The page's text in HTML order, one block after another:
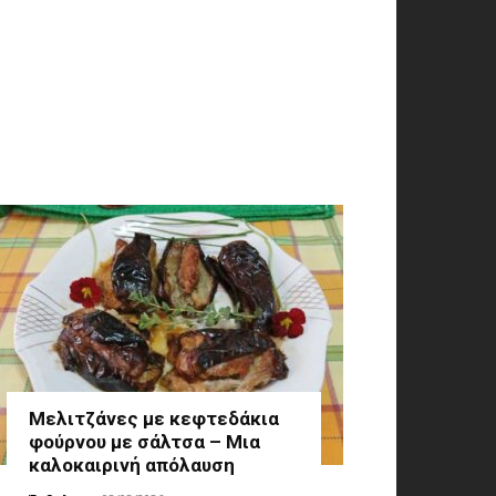
Μελιτζάνες με κεφτεδάκια
φούρνου με σάλτσα – Μια
καλοκαιρινή απόλαυση